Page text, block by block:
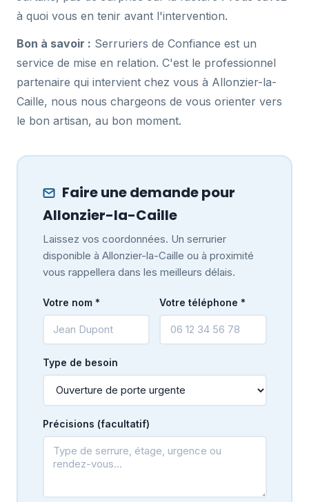
à quoi vous en tenir avant l'intervention.
Bon à savoir : Serruriers de Confiance est un
service de mise en relation. C'est le professionnel
partenaire qui intervient chez vous à Allonzier-la-
Caille, nous nous chargeons de vous orienter vers
le bon artisan, au bon moment.
Faire une demande pour
Allonzier-la-Caille
Laissez vos coordonnées. Un serrurier
disponible à Allonzier-la-Caille ou à proximité
vous rappellera dans les meilleurs délais.
Votre nom * Votre téléphone *
Type de besoin
Précisions (facultatif)